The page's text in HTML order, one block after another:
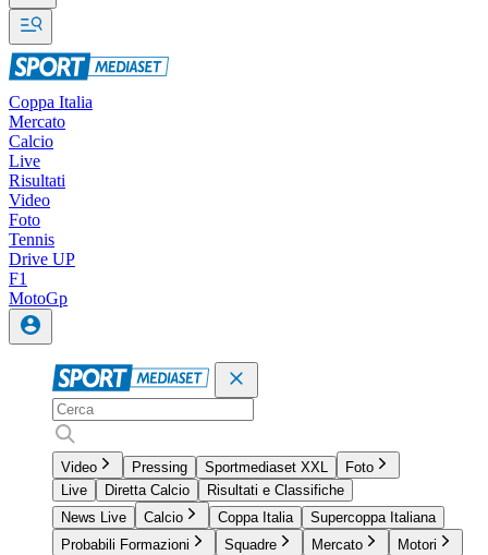
Coppa Italia
Mercato
Calcio
Live
Risultati
Video
Foto
Tennis
Drive UP
F1
MotoGp
Video Pressing Sportmediaset XXL
Foto
Live
Diretta Calcio
Risultati e Classifiche
News Live
Calcio Coppa Italia
Supercoppa Italiana
Probabili Formazioni
Squadre Mercato
Motori